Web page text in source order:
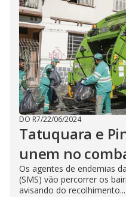
DO R7/22/06/2024
Tatuquara e
unem no
Os agentes de endemias
(SMS) vão percorrer os
avisando do recolhimento...